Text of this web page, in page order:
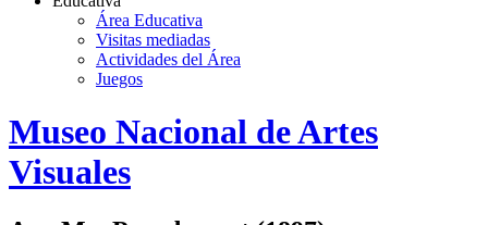
Área Educativa
Visitas mediadas
Actividades del Área
Juegos
Logo
MNAV
Museo Nacional de Artes
Visuales